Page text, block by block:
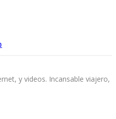
y videos. Incansable viajero,